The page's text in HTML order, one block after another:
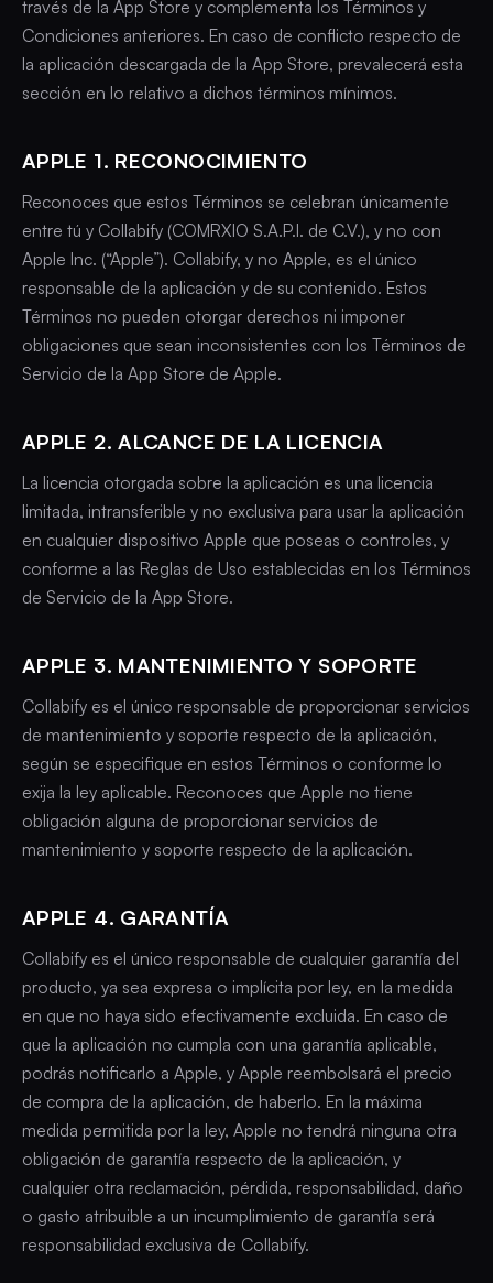
través de la App Store y complementa los Términos y
Condiciones anteriores. En caso de conflicto respecto de
la aplicación descargada de la App Store, prevalecerá esta
sección en lo relativo a dichos términos mínimos.
APPLE 1. RECONOCIMIENTO
Reconoces que estos Términos se celebran únicamente
entre tú y Collabify (COMRXIO S.A.P.I. de C.V.), y no con
Apple Inc. (“Apple”). Collabify, y no Apple, es el único
responsable de la aplicación y de su contenido. Estos
Términos no pueden otorgar derechos ni imponer
obligaciones que sean inconsistentes con los Términos de
Servicio de la App Store de Apple.
APPLE 2. ALCANCE DE LA LICENCIA
La licencia otorgada sobre la aplicación es una licencia
limitada, intransferible y no exclusiva para usar la aplicación
en cualquier dispositivo Apple que poseas o controles, y
conforme a las Reglas de Uso establecidas en los Términos
de Servicio de la App Store.
APPLE 3. MANTENIMIENTO Y SOPORTE
Collabify es el único responsable de proporcionar servicios
de mantenimiento y soporte respecto de la aplicación,
según se especifique en estos Términos o conforme lo
exija la ley aplicable. Reconoces que Apple no tiene
obligación alguna de proporcionar servicios de
mantenimiento y soporte respecto de la aplicación.
APPLE 4. GARANTÍA
Collabify es el único responsable de cualquier garantía del
producto, ya sea expresa o implícita por ley, en la medida
en que no haya sido efectivamente excluida. En caso de
que la aplicación no cumpla con una garantía aplicable,
podrás notificarlo a Apple, y Apple reembolsará el precio
de compra de la aplicación, de haberlo. En la máxima
medida permitida por la ley, Apple no tendrá ninguna otra
obligación de garantía respecto de la aplicación, y
cualquier otra reclamación, pérdida, responsabilidad, daño
o gasto atribuible a un incumplimiento de garantía será
responsabilidad exclusiva de Collabify.